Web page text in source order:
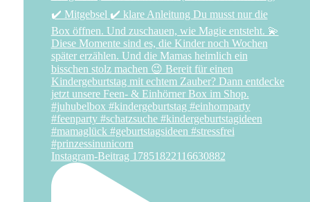
Instagram-Beitrag 17851822116630882